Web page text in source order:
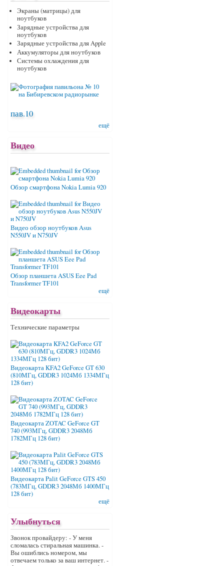
Экраны (матрицы) для
ноутбуков
Зарядные устройства для
ноутбуков
Зарядные устройства для Apple
Аккумуляторы для ноутбуков
Системы охлаждения для
ноутбуков
пав.10
ещё
Видео
Обзор смартфона Nokia Lumia 920
Видео обзор ноутбуков Asus
N550JV и N750JV
Обзор планшета ASUS Eee Pad
Transformer TF101
ещё
Видеокарты
Технические параметры
Видеокарта KFA2 GeForce GT 630
(810МГц, GDDR3 1024Мб 1334МГц
128 бит)
Видеокарта ZOTAC GeForce GT
740 (993МГц, GDDR3 2048Мб
1782МГц 128 бит)
Видеокарта Palit GeForce GTS 450
(783МГц, GDDR3 2048Мб 1400МГц
128 бит)
ещё
Улыбнуться
Звонок провайдеру: - У меня
сломалась стиральная машинка. -
Вы ошиблись номером, мы
отвечаем только за ваш интернет. -